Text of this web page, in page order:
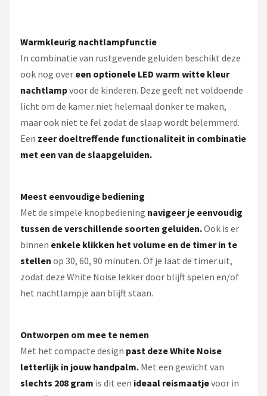
Warmkleurig nachtlampfunctie
In combinatie van rustgevende geluiden beschikt deze
ook nog over een optionele LED warm witte kleur
nachtlampvoor de kinderen. Deze geeft net voldoende
licht om de kamer niet helemaal donker te maken,
maar ook niet te fel zodat de slaap wordt belemmerd.
Een zeer doeltreffende functionaliteit in combinatie
met een van de slaapgeluiden.
Meest eenvoudige bediening
Met de simpele knopbediening navigeer je eenvoudig
tussen de verschillende soorten geluiden.Ook is er
binnen enkele klikken het volume en de timer in te
stellen op 30, 60, 90 minuten. Of je laat de timer uit,
zodat deze White Noise lekker door blijft spelen en/of
het nachtlampje aan blijft staan.
Ontworpen om mee te nemen
Met het compacte design past deze White Noise
letterlijk in jouw handpalm. Met een gewicht van
slechts 208 gram is dit een ideaal reismaatjevoor in